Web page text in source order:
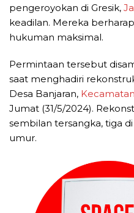
pengeroyokan di Gresik,
keadilan. Mereka
hukuman maksimal.
Permintaan tersebut
saat menghadiri
Desa Banjaran, Kecamatan
Jumat (31/5/2024).
sembilan tersangka, tiga
umur.